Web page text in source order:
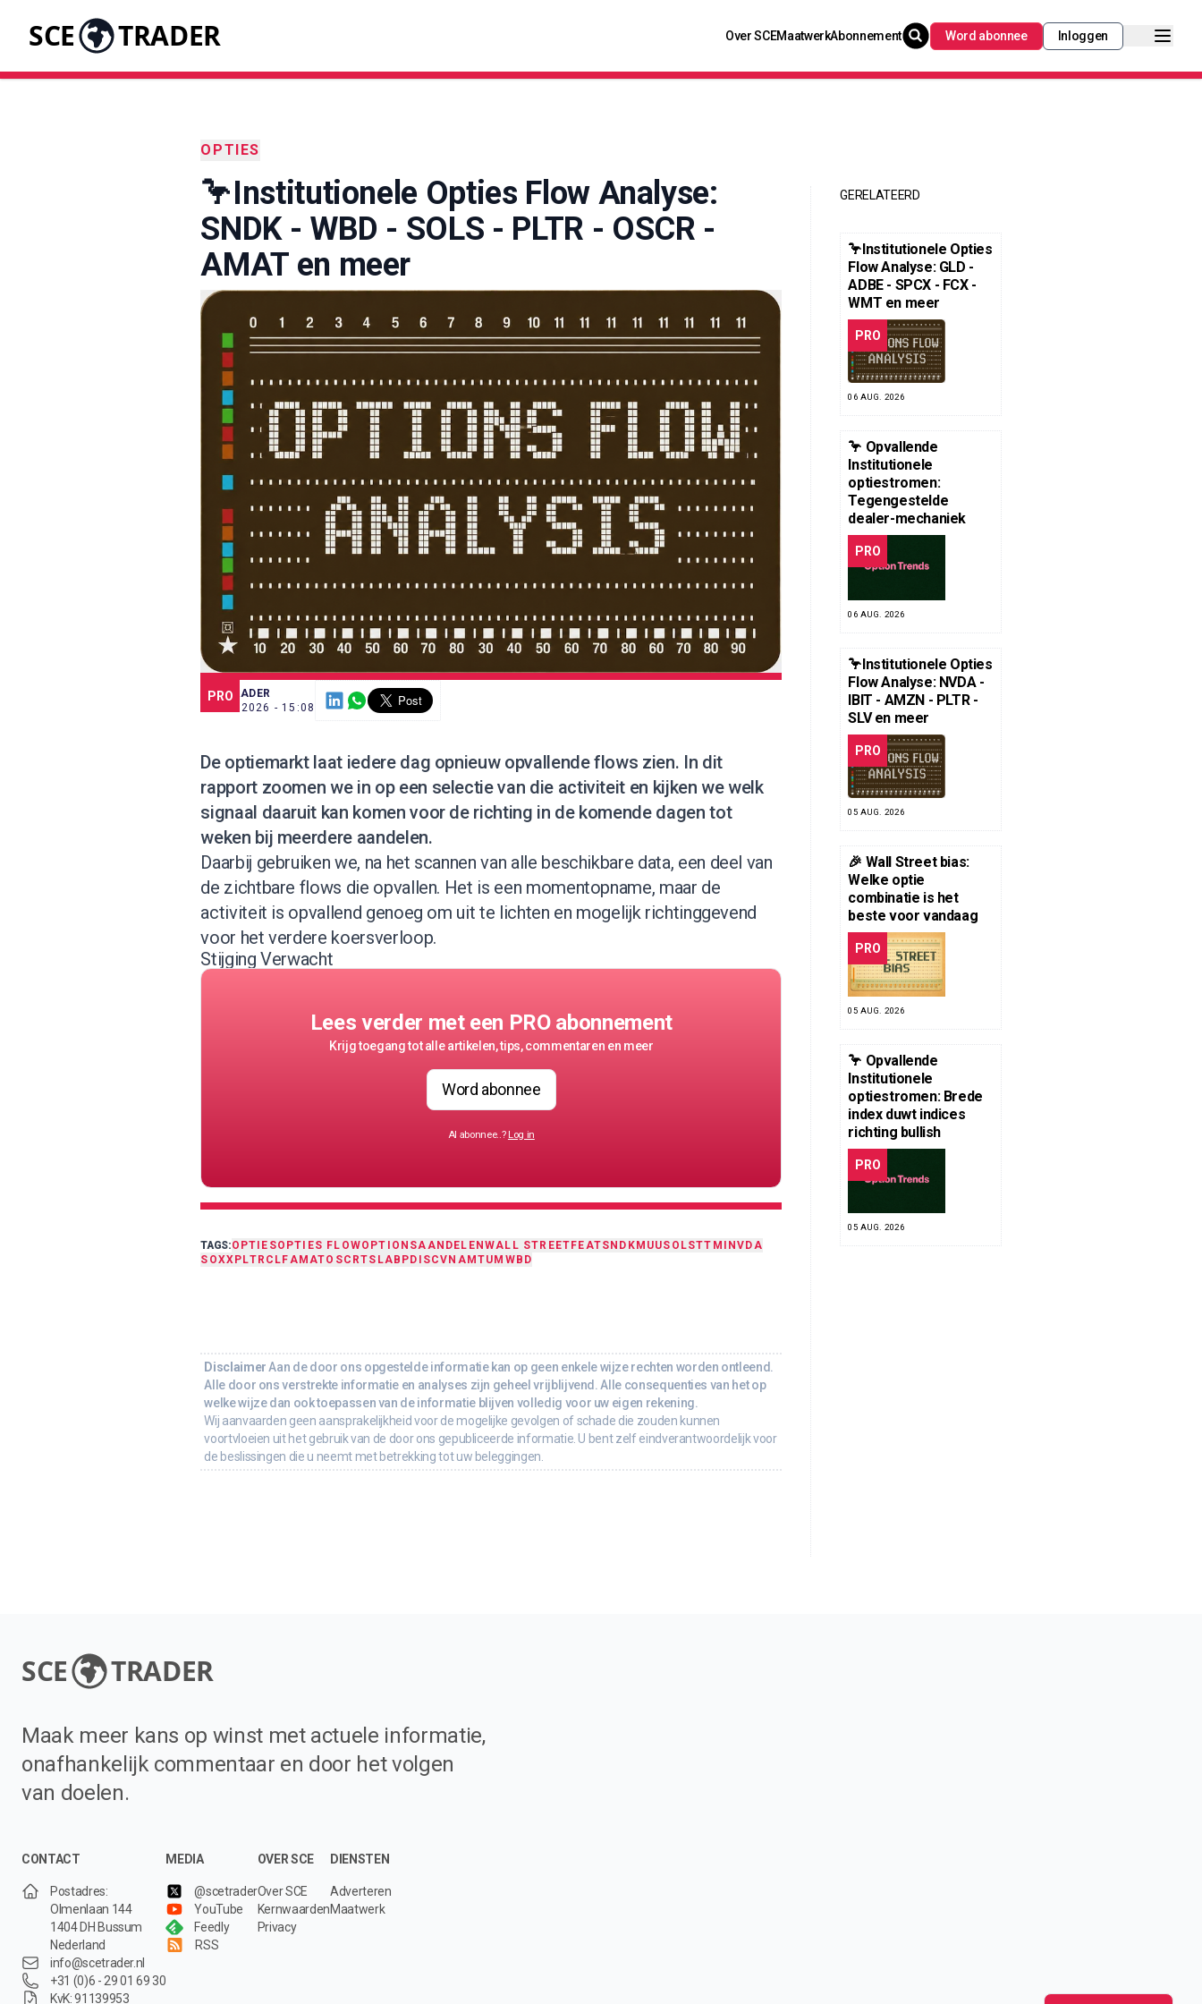
SCE TRADER Over SCEMaatwerkAbonnement Word abonnee Inloggen
OPTIES
🦩Institutionele Opties Flow Analyse:
SNDK - WBD - SOLS - PLTR - OSCR -
AMAT en meer
PRO
SCE TRADER
8 JUL. 2026 - 15:08
De optiemarkt laat iedere dag opnieuw opvallende flows zien. In dit
rapport zoomen we in op een selectie van die activiteit en kijken we welk
signaal daaruit kan komen voor de richting in de komende dagen tot
weken bij meerdere aandelen.
Daarbij gebruiken we, na het scannen van alle beschikbare data, een deel van
de zichtbare flows die opvallen. Het is een momentopname, maar de
activiteit is opvallend genoeg om uit te lichten en mogelijk richtinggevend
voor het verdere koersverloop.
Stijging Verwacht
Lees verder met een PRO abonnement
Krijg toegang tot alle artikelen, tips, commentaren en meer
Word abonnee
Al abonnee..? Log in
TAGS:OPTIESOPTIES FLOWOPTIONSAANDELEN WALL STREET FEATSNDK MUUSOLSTTMI
NVDA
SOXX PLTRCLFAMATOSCRTSLA BP DISCVNA MTUM WBD
DisclaimerAan de door ons opgestelde informatie kan op geen enkele wijze rechten worden ontleend.
Alle door ons verstrekte informatie en analyses zijn geheel vrijblijvend. Alle consequenties van het op
welke wijze dan ook toepassen van de informatie blijven volledig voor uw eigen rekening.
Wij aanvaarden geen aansprakelijkheid voor de mogelijke gevolgen of schade die zouden kunnen
voortvloeien uit het gebruik van de door ons gepubliceerde informatie. U bent zelf eindverantwoordelijk voor
de beslissingen die u neemt met betrekking tot uw beleggingen.
GERELATEERD
🦩Institutionele Opties
Flow Analyse: GLD -
ADBE - SPCX - FCX -
WMT en meer
PRO
06 AUG. 2026
🦩 Opvallende
Institutionele
optiestromen:
Tegengestelde
dealer-mechaniek
PRO
06 AUG. 2026
🦩Institutionele Opties
Flow Analyse: NVDA -
IBIT - AMZN - PLTR -
SLV en meer
PRO
05 AUG. 2026
🎉 Wall Street bias:
Welke optie
combinatie is het
beste voor vandaag
PRO
05 AUG. 2026
🦩 Opvallende
Institutionele
optiestromen: Brede
index duwt indices
richting bullish
PRO
05 AUG. 2026
SCE TRADER
Maak meer kans op winst met actuele informatie,
onafhankelijk commentaar en door het volgen
van doelen.
CONTACT
Postadres:
Olmenlaan 144
1404 DH Bussum
Nederland
info@scetrader.nl
+31 (0)6 - 29 01 69 30
KvK: 91139953
MEDIA
@scetrader
YouTube
Feedly
RSS
OVER SCE
Over SCE
Kernwaarden
Privacy
DIENSTEN
Adverteren
Maatwerk